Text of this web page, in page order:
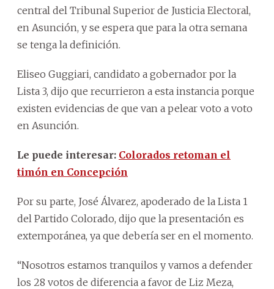
central del Tribunal Superior de Justicia Electoral,
en Asunción, y se espera que para la otra semana
se tenga la definición.
Eliseo Guggiari, candidato a gobernador por la
Lista 3, dijo que recurrieron a esta instancia porque
existen evidencias de que van a pelear voto a voto
en Asunción.
Le puede interesar: Colorados retoman el
timón en Concepción
Por su parte, José Álvarez, apoderado de la Lista 1
del Partido Colorado, dijo que la presentación es
extemporánea, ya que debería ser en el momento.
“Nosotros estamos tranquilos y vamos a defender
los 28 votos de diferencia a favor de Liz Meza,